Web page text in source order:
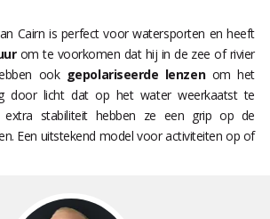
Cairn is perfect voor watersporten en heeft
om te voorkomen dat hij in de zee of rivier
ook gepolariseerde lenzenom het
door licht dat op het water weerkaatst te
extra stabiliteit hebben ze een grip op de
Een uitstekend model voor activiteiten op of